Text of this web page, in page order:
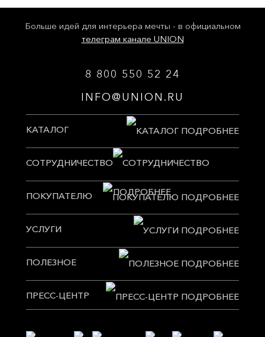
Больше идей для интерьера мечты - в официальном
телеграм канале UNION
8 800 550 52 24
INFO@UNION.RU
КАТАЛОГ
СОТРУДНИЧЕСТВО
ПОКУПАТЕЛЮ
УСЛУГИ
ПОЛЕЗНОЕ
ПРЕСС-ЦЕНТР